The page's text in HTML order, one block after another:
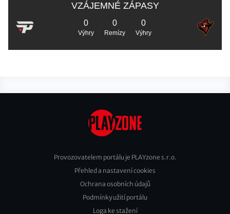
VZÁJEMNÉ ZÁPASY
0
Výhry
0
Remízy
0
Výhry
Footer
Provozovatelem portálu je PLAYzone s.r.o.
Přehled a nastavení cookies
Ochrana osobních údajů
Podmínky užití portálu
Loga ke stažení